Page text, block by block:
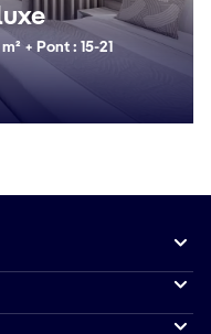
+ Pont : 15-21